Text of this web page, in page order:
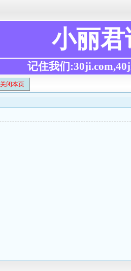
小丽君
记住我们
关闭本页